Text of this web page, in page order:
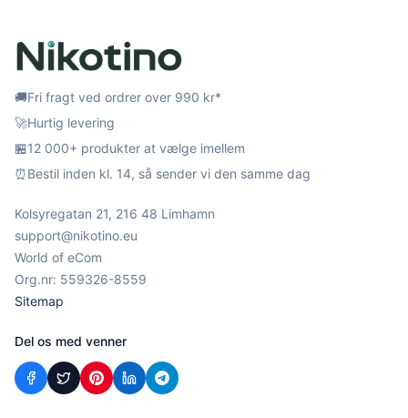
🚚Fri fragt ved ordrer over 990 kr*
🚀Hurtig levering
🏪12 000+ produkter at vælge imellem
⏰Bestil inden kl. 14, så sender vi den samme dag
Kolsyregatan 21, 216 48 Limhamn
support@nikotino.eu
World of eCom
Org.nr: 559326-8559
Sitemap
Del os med venner